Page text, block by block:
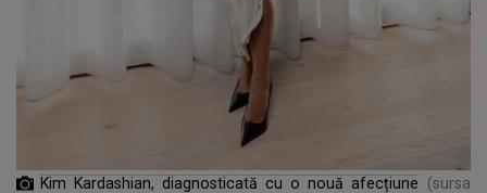
Kim Kardashian, diagnosticată cu o nouă afecțiune
(sursa